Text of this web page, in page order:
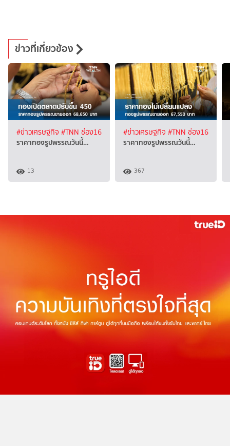
ข่าวที่เกี่ยวข้อง
#ข่าวเศรษฐกิจ #TNN ช่อง16
ราคาทองรูปพรรณวันนี้…
13
#ข่าวเศรษฐกิจ #TNN ช่อง16
ราคาทองรูปพรรณวันนี้…
367